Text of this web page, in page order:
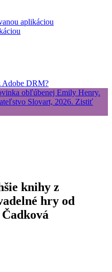
aplikáciou
Adobe DRM?
knihy z
hry od